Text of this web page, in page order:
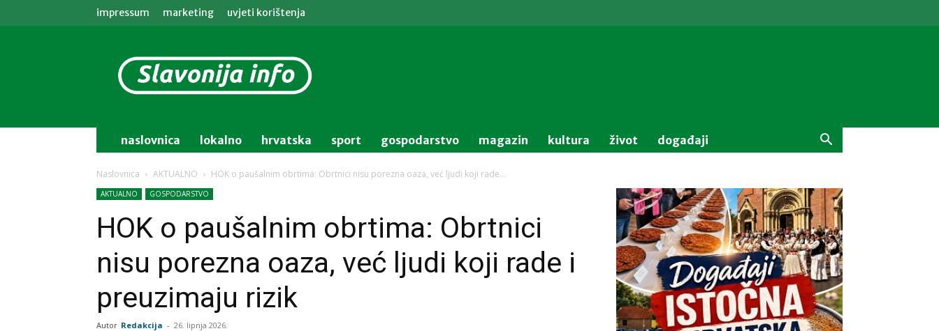
impressum marketing uvjeti korištenja
info
naslovnica lokalno hrvatska sport gospodarstvo magazin kultura život događaji
Naslovnica AKTUALNO HOK o paušalnim obrtima: Obrtnici nisu porezna oaza, već ljudi koji rade...
AKTUALNO GOSPODARSTVO
HOK o paušalnim obrtima: Obrtnici
nisu porezna oaza, već ljudi koji rade i
preuzimaju rizik
Autor Redakcija - 26. lipnja 2026.